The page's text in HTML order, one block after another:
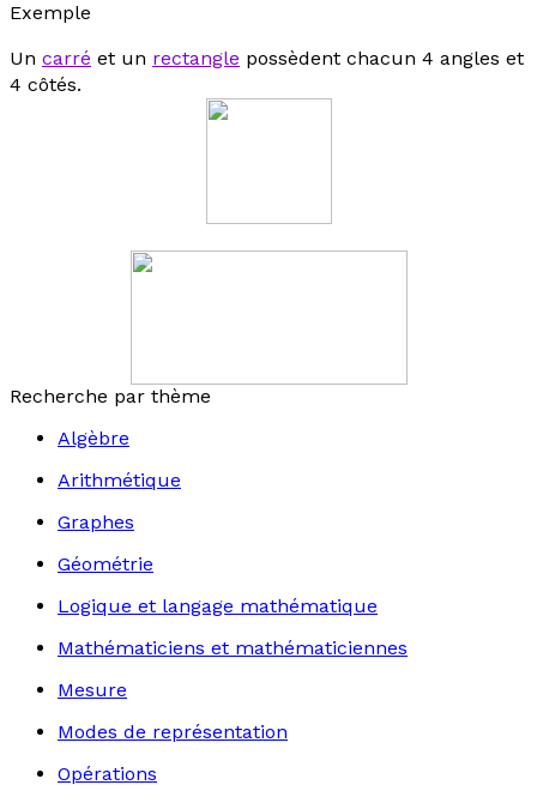
Exemple
Un carré et un rectangle possèdent chacun 4 angles et
4 côtés.
Recherche par thème
Algèbre
Arithmétique
Graphes
Géométrie
Logique et langage mathématique
Mathématiciens et mathématiciennes
Mesure
Modes de représentation
Opérations